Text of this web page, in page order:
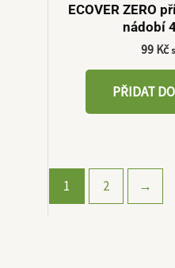
ECOVER ZERO
nádobí
99 Kč
PŘIDAT
1 2 →